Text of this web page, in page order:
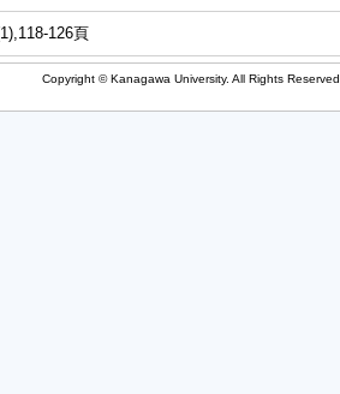
126頁
Copyright © Kanagawa University. All Rights Reserved.